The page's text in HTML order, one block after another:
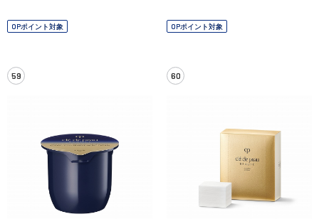
OPポイント対象 OPポイント対象
59 60